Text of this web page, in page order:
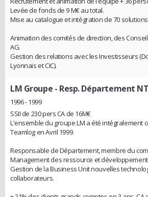
Levée de fonds de 9 M€ au total.
Mise au catalogue et intégration de 70
Animation des comités de direction, des
AG.
Gestion des relations avec les Investisseurs
Lyonnais et CIC).
LM Groupe - Resp. Département
1996 - 1999
SSII de 230 pers CA de 16M€
L'ensemble du groupe LM a été intégralement
Teamlog en Avril 1999.
Responsable de Département, membre du
Management des ressource et
Gestion de la Business Unit nouvelles
collaborateurs.